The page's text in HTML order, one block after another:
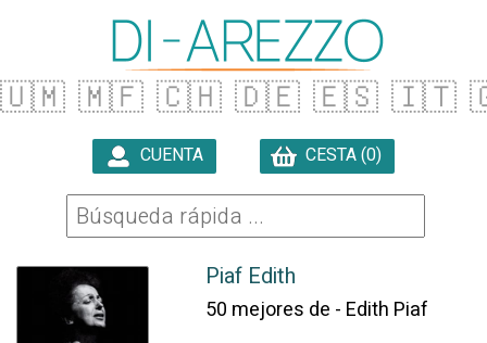
🇺🇲 🇲🇫 🇨🇭 🇩🇪 🇪🇸 🇮🇹
CUENTA CESTA (0)
Piaf Edith
50 mejores de - Edith Piaf